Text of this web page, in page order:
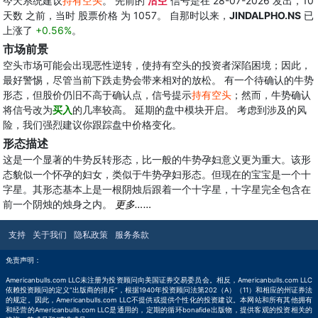
天数 之前，当时 股票价格 为 1057。 自那时以来， JINDALPHO.NS 已
上涨了 +0.56%。
市场前景
空头市场可能会出现恶性逆转，使持有空头的投资者深陷困境；因此，
最好警惕，尽管当前下跌走势会带来相对的放松。 有一个待确认的牛势
形态，但股价仍旧不高于确认点，信号提示持有空头 ；然而，牛势确认
将信号改为买入的几率较高。 延期的盘中模块开启。 考虑到涉及的风
险，我们强烈建议你跟踪盘中价格变化。
形态描述
这是一个显著的牛势反转形态，比一般的牛势孕妇意义更为重大。该形
态貌似一个怀孕的妇女，类似于牛势孕妇形态。但现在的宝宝是一个十
字星。其形态基本上是一根阴烛后跟着一个十字星，十字星完全包含在
前一个阴烛的烛身之内。
更多……
支持 关于我们 隐私政策 服务条款
免责声明：
Americanbulls.com LLC未注册为投资顾问向美国证券交易委员会。相反，Americanbulls.com LLC
依赖投资顾问的定义“出版商的排斥”，根据1940年投资顾问法第202（A）（11）和相应的州证券法
的规定。因此，Americanbulls.com LLC不提供或提供个性化的投资建议。本网站和所有其他拥有
和经营的Americanbulls.com LLC是通用的，定期的循环bonafide出版物，提供客观的投资相关的